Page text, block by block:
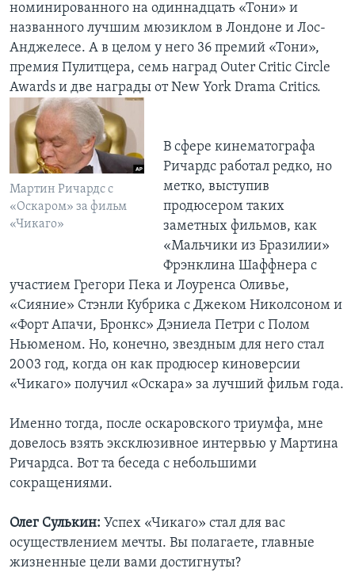
номинированного на одиннадцать «Тони» и
названного лучшим мюзиклом в Лондоне и Лос-
Анджелесе. А в целом у него 36 премий «Тони»,
премия Пулитцера, семь наград Outer Critic Circle
Awards и две награды от New York Drama Critics.
Мартин Ричардс с
«Оскаром» за фильм
«Чикаго»
В сфере кинематографа
Ричардс работал редко, но
метко, выступив
продюсером таких
заметных фильмов, как
«Мальчики из Бразилии»
Фрэнклина Шаффнера с
участием Грегори Пека и Лоуренса Оливье,
«Сияние» Стэнли Кубрика с Джеком Николсоном и
«Форт Апачи, Бронкс» Дэниела Петри с Полом
Ньюменом. Но, конечно, звездным для него стал
2003 год, когда он как продюсер киноверсии
«Чикаго» получил «Оскара» за лучший фильм года.
Именно тогда, после оскаровского триумфа, мне
довелось взять эксклюзивное интервью у Мартина
Ричардса. Вот та беседа с небольшими
сокращениями.
Олег Сулькин: Успех «Чикаго» стал для вас
осуществлением мечты. Вы полагаете, главные
жизненные цели вами достигнуты?